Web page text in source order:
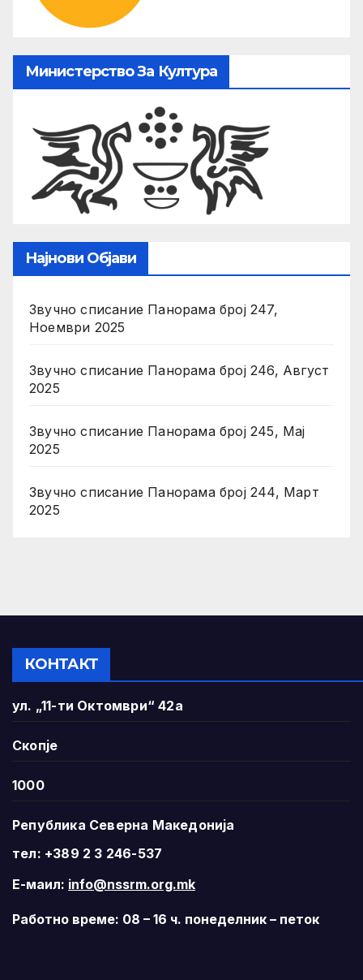
Министерство За Култура
Најнови Објави
Звучно списание Панорама број 247,
Ноември 2025
Звучно списание Панорама број 246, Август
2025
Звучно списание Панорама број 245, Мај
2025
Звучно списание Панорама број 244, Март
2025
КОНТАКТ
ул. „11-ти Октомври“ 42а
Скопје
1000
Република Северна Македонија
тел: +389 2 3 246-537
Е-маил: info@nssrm.org.mk
Работно време: 08 – 16 ч. понеделник – петок